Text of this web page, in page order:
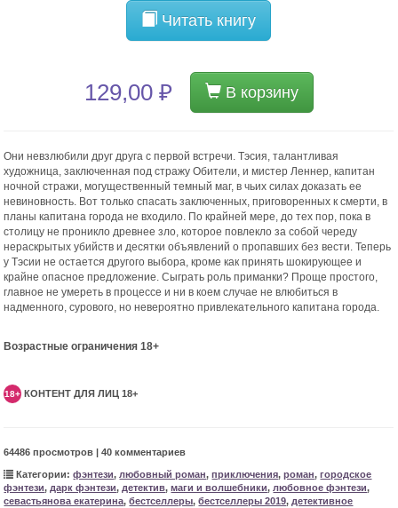
Читать книгу
129,00 ₽ В корзину
Они невзлюбили друг друга с первой встречи. Тэсия, талантливая
художница, заключенная под стражу Обители, и мистер Леннер, капитан
ночной стражи, могущественный темный маг, в чьих силах доказать ее
невиновность. Вот только спасать заключенных, приговоренных к смерти, в
планы капитана города не входило. По крайней мере, до тех пор, пока в
столицу не проникло древнее зло, которое повлекло за собой череду
нераскрытых убийств и десятки объявлений о пропавших без вести. Теперь
у Тэсии не остается другого выбора, кроме как принять шокирующее и
крайне опасное предложение. Сыграть роль приманки? Проще простого,
главное не умереть в процессе и ни в коем случае не влюбиться в
надменного, сурового, но невероятно привлекательного капитана города.
Возрастные ограничения 18+
18+ КОНТЕНТ ДЛЯ ЛИЦ 18+
64486 просмотров | 40 комментариев
Категории:фэнтези, любовный роман,приключения,роман,городское
фэнтези, дарк фэнтези, детектив,маги и волшебники, любовное фэнтези,
севастьянова екатерина,бестселлеры,бестселлеры 2019, детективное